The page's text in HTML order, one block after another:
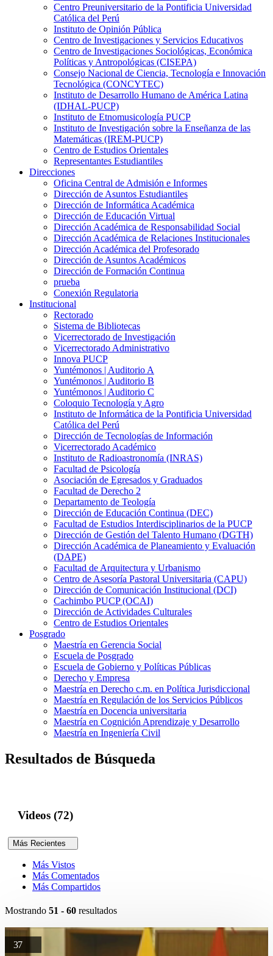
Centro Preuniversitario de la Pontificia Universidad
Católica del Perú
Instituto de Opinión Pública
Centro de Investigaciones y Servicios Educativos
Centro de Investigaciones Sociológicas, Económica
Políticas y Antropológicas (CISEPA)
Consejo Nacional de Ciencia, Tecnología e Innovación
Tecnológica (CONCYTEC)
Instituto de Desarrollo Humano de América Latina
(IDHAL-PUCP)
Instituto de Etnomusicología PUCP
Instituto de Investigación sobre la Enseñanza de las
Matemáticas (IREM-PUCP)
Centro de Estudios Orientales
Representantes Estudiantiles
Direcciones
Oficina Central de Admisión e Informes
Dirección de Asuntos Estudiantiles
Dirección de Informática Académica
Dirección de Educación Virtual
Dirección Académica de Responsabilidad Social
Dirección Académica de Relaciones Institucionales
Dirección Académica del Profesorado
Dirección de Asuntos Académicos
Dirección de Formación Continua
prueba
Conexión Regulatoria
Institucional
Rectorado
Sistema de Bibliotecas
Vicerrectorado de Investigación
Vicerrectorado Administrativo
Innova PUCP
Yuntémonos | Auditorio A
Yuntémonos | Auditorio B
Yuntémonos | Auditorio C
Coloquio Tecnología y Agro
Instituto de Informática de la Pontificia Universidad
Católica del Perú
Dirección de Tecnologías de Información
Vicerrectorado Académico
Instituto de Radioastronomía (INRAS)
Facultad de Psicología
Asociación de Egresados y Graduados
Facultad de Derecho 2
Departamento de Teología
Dirección de Educación Continua (DEC)
Facultad de Estudios Interdisciplinarios de la PUCP
Dirección de Gestión del Talento Humano (DGTH)
Dirección Académica de Planeamiento y Evaluación
(DAPE)
Facultad de Arquitectura y Urbanismo
Centro de Asesoría Pastoral Universitaria (CAPU)
Dirección de Comunicación Institucional (DCI)
Cachimbo PUCP (OCAI)
Dirección de Actividades Culturales
Centro de Estudios Orientales
Posgrado
Maestría en Gerencia Social
Escuela de Posgrado
Escuela de Gobierno y Políticas Públicas
Derecho y Empresa
Maestría en Derecho c.m. en Política Jurisdiccional
Maestría en Regulación de los Servicios Públicos
Maestría en Docencia universitaria
Maestría en Cognición Aprendizaje y Desarrollo
Maestría en Ingeniería Civil
Resultados de Búsqueda
Videos (72)
Más Recientes
Más Vistos
Más Comentados
Más Compartidos
Mostrando 51 - 60 resultados
37